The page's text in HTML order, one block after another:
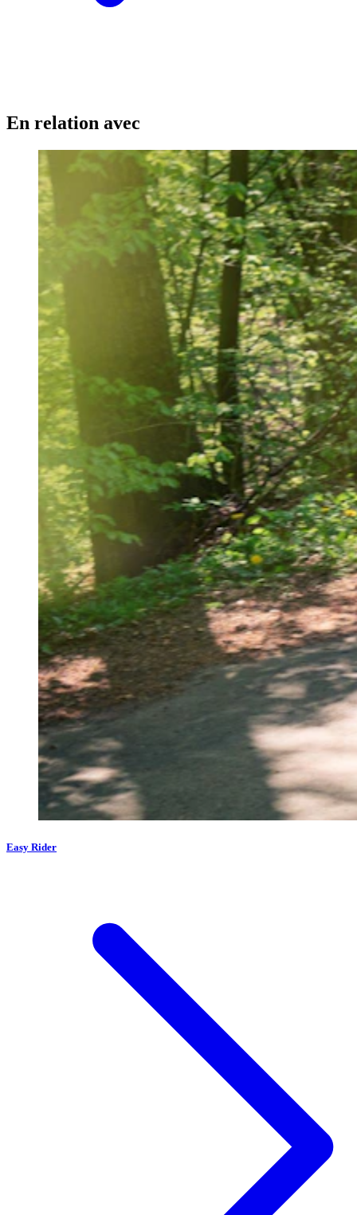
En relation avec
Easy Rider